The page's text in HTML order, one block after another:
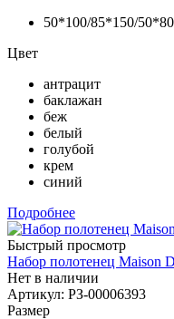
50*100/85*150/50*80
Цвет
антрацит
баклажан
беж
белый
голубой
крем
синий
Подробнее
Быстрый просмотр
Набор полотенец Maison
Нет в наличии
Артикул: РЗ-00006393
Размер